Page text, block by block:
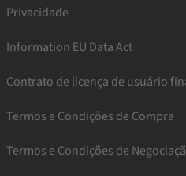
Privacidade
Information EU Data Act
Contrato de licença de usuário
Termos e Condições de Compra
Termos e Condições de